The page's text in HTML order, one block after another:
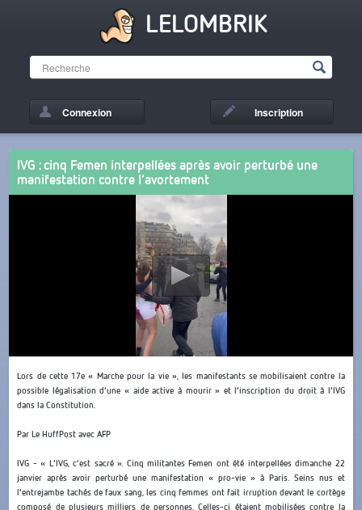
LELOMBRIK
Connexion Inscription
IVG : cinq Femen interpellées après avoir perturbé une
manifestation contre l’avortement
Lors de cette 17e « Marche pour la vie », les manifestants se mobilisaient contre la
possible légalisation d’une « aide active à mourir » et l’inscription du droit à l’IVG
dans la Constitution.
Par Le HuffPost avec AFP
IVG - « L’IVG, c’est sacré ». Cinq militantes Femen ont été interpellées dimanche 22
janvier après avoir perturbé une manifestation « pro-vie » à Paris. Seins nus et
l’entrejambe tachés de faux sang, les cinq femmes ont fait irruption devant le cortège
composé de plusieurs milliers de personnes. Celles-ci étaient mobilisées contre la